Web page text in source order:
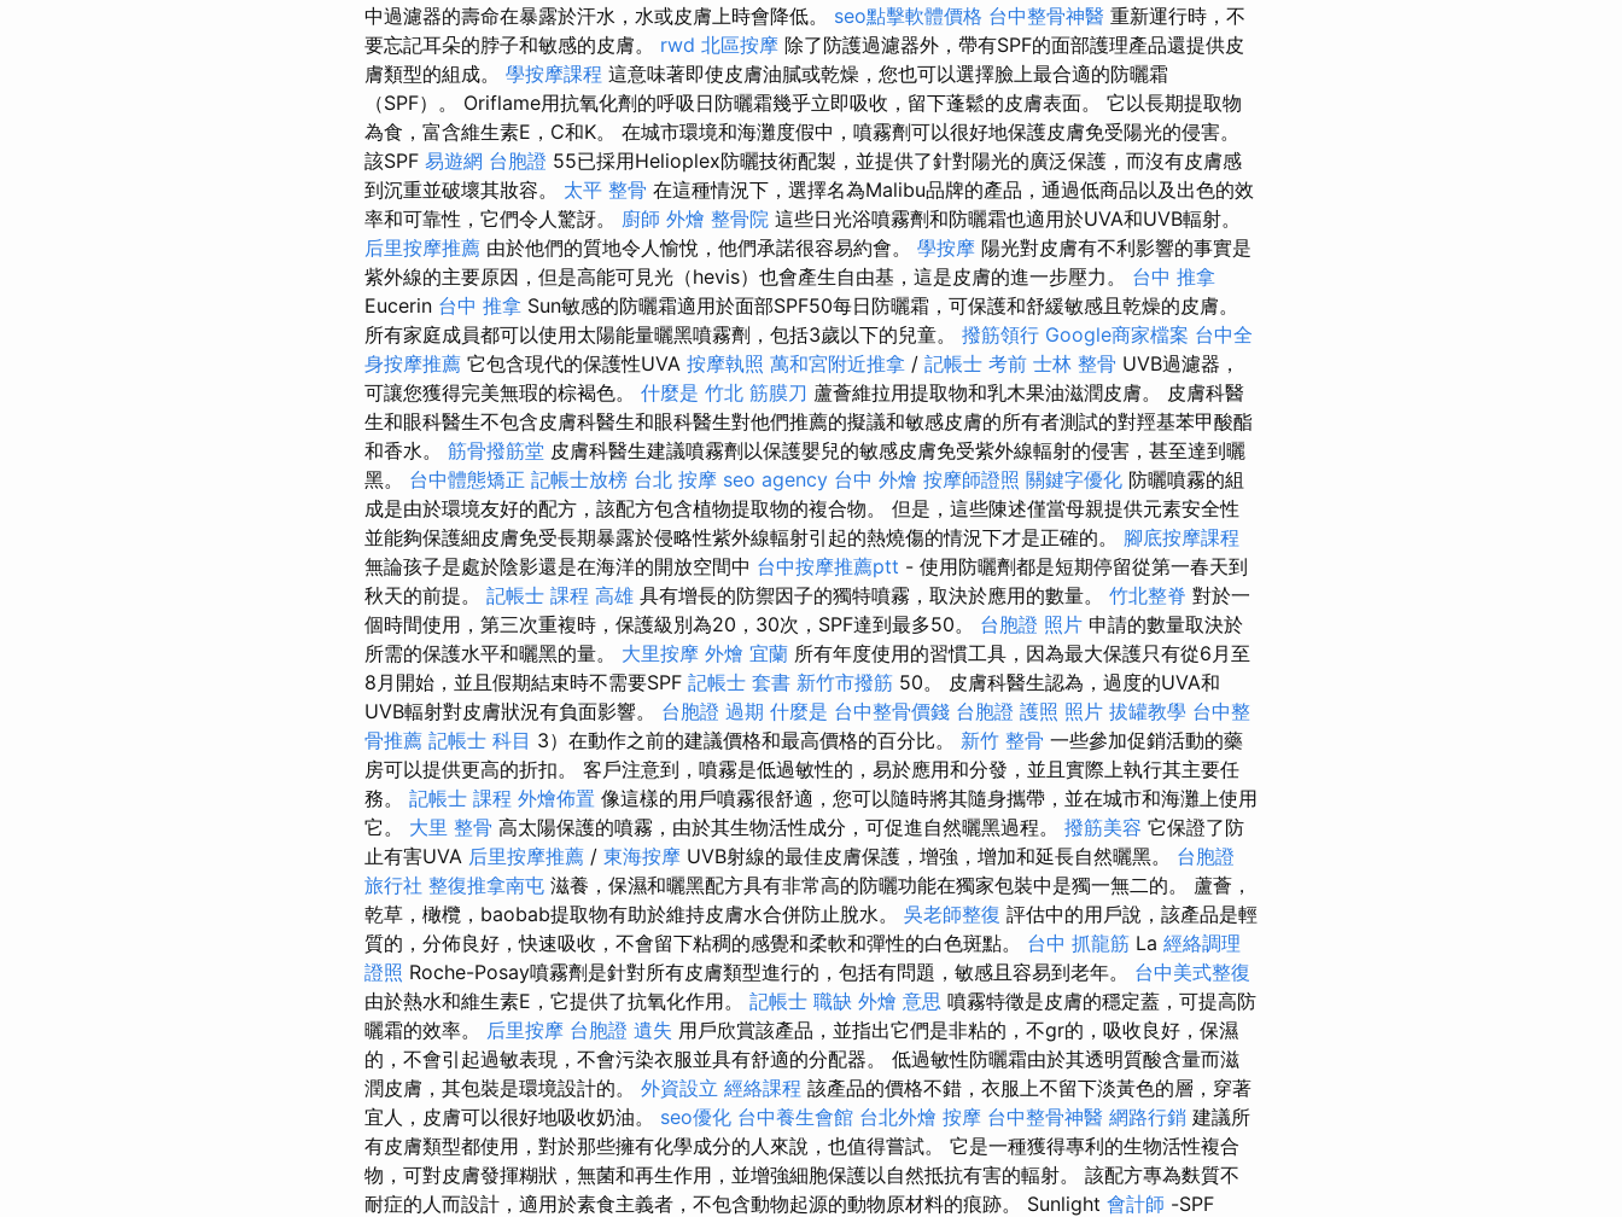
中過濾器的壽命在暴露於汗水，水或皮膚上時會降低。 seo點擊軟體價格 台中整骨神醫 重新運行時，不
要忘記耳朵的脖子和敏感的皮膚。 rwd 北區按摩 除了防護過濾器外，帶有SPF的面部護理產品還提供皮
膚類型的組成。 學按摩課程 這意味著即使皮膚油膩或乾燥，您也可以選擇臉上最合適的防曬霜
（SPF）。 Oriflame用抗氧化劑的呼吸日防曬霜幾乎立即吸收，留下蓬鬆的皮膚表面。 它以長期提取物
為食，富含維生素E，C和K。 在城市環境和海灘度假中，噴霧劑可以很好地保護皮膚免受陽光的侵害。
該SPF 易遊網 台胞證 55已採用Helioplex防曬技術配製，並提供了針對陽光的廣泛保護，而沒有皮膚感
到沉重並破壞其妝容。 太平 整骨 在這種情況下，選擇名為Malibu品牌的產品，通過低商品以及出色的效
率和可靠性，它們令人驚訝。 廚師 外燴 整骨院 這些日光浴噴霧劑和防曬霜也適用於UVA和UVB輻射。
后里按摩推薦 由於他們的質地令人愉悅，他們承諾很容易約會。 學按摩 陽光對皮膚有不利影響的事實是
紫外線的主要原因，但是高能可見光（hevis）也會產生自由基，這是皮膚的進一步壓力。 台中 推拿
Eucerin 台中 推拿 Sun敏感的防曬霜適用於面部SPF50每日防曬霜，可保護和舒緩敏感且乾燥的皮膚。
所有家庭成員都可以使用太陽能量曬黑噴霧劑，包括3歲以下的兒童。 撥筋領行 Google商家檔案 台中全
身按摩推薦 它包含現代的保護性UVA 按摩執照 萬和宮附近推拿 / 記帳士 考前 士林 整骨 UVB過濾器，
可讓您獲得完美無瑕的棕褐色。 什麼是 竹北 筋膜刀 蘆薈維拉用提取物和乳木果油滋潤皮膚。 皮膚科醫
生和眼科醫生不包含皮膚科醫生和眼科醫生對他們推薦的擬議和敏感皮膚的所有者測試的對羥基苯甲酸酯
和香水。 筋骨撥筋堂 皮膚科醫生建議噴霧劑以保護嬰兒的敏感皮膚免受紫外線輻射的侵害，甚至達到曬
黑。 台中體態矯正 記帳士放榜 台北 按摩 seo agency 台中 外燴 按摩師證照 關鍵字優化 防曬噴霧的組
成是由於環境友好的配方，該配方包含植物提取物的複合物。 但是，這些陳述僅當母親提供元素安全性
並能夠保護細皮膚免受長期暴露於侵略性紫外線輻射引起的熱燒傷的情況下才是正確的。 腳底按摩課程
無論孩子是處於陰影還是在海洋的開放空間中 台中按摩推薦ptt - 使用防曬劑都是短期停留從第一春天到
秋天的前提。 記帳士 課程 高雄 具有增長的防禦因子的獨特噴霧，取決於應用的數量。 竹北整脊 對於一
個時間使用，第三次重複時，保護級別為20，30次，SPF達到最多50。 台胞證 照片 申請的數量取決於
所需的保護水平和曬黑的量。 大里按摩 外燴 宜蘭 所有年度使用的習慣工具，因為最大保護只有從6月至
8月開始，並且假期結束時不需要SPF 記帳士 套書 新竹市撥筋 50。 皮膚科醫生認為，過度的UVA和
UVB輻射對皮膚狀況有負面影響。 台胞證 過期 什麼是 台中整骨價錢 台胞證 護照 照片 拔罐教學 台中整
骨推薦 記帳士 科目 3）在動作之前的建議價格和最高價格的百分比。 新竹 整骨 一些參加促銷活動的藥
房可以提供更高的折扣。 客戶注意到，噴霧是低過敏性的，易於應用和分發，並且實際上執行其主要任
務。 記帳士 課程 外燴佈置 像這樣的用戶噴霧很舒適，您可以隨時將其隨身攜帶，並在城市和海灘上使用
它。 大里 整骨 高太陽保護的噴霧，由於其生物活性成分，可促進自然曬黑過程。 撥筋美容 它保證了防
止有害UVA 后里按摩推薦 / 東海按摩 UVB射線的最佳皮膚保護，增強，增加和延長自然曬黑。 台胞證
旅行社 整復推拿南屯 滋養，保濕和曬黑配方具有非常高的防曬功能在獨家包裝中是獨一無二的。 蘆薈，
乾草，橄欖，baobab提取物有助於維持皮膚水合併防止脫水。 吳老師整復 評估中的用戶說，該產品是輕
質的，分佈良好，快速吸收，不會留下粘稠的感覺和柔軟和彈性的白色斑點。 台中 抓龍筋 La 經絡調理
證照 Roche-Posay噴霧劑是針對所有皮膚類型進行的，包括有問題，敏感且容易到老年。 台中美式整復
由於熱水和維生素E，它提供了抗氧化作用。 記帳士 職缺 外燴 意思 噴霧特徵是皮膚的穩定蓋，可提高防
曬霜的效率。 后里按摩 台胞證 遺失 用戶欣賞該產品，並指出它們是非粘的，不gr的，吸收良好，保濕
的，不會引起過敏表現，不會污染衣服並具有舒適的分配器。 低過敏性防曬霜由於其透明質酸含量而滋
潤皮膚，其包裝是環境設計的。 外資設立 經絡課程 該產品的價格不錯，衣服上不留下淡黃色的層，穿著
宜人，皮膚可以很好地吸收奶油。 seo優化 台中養生會館 台北外燴 按摩 台中整骨神醫 網路行銷 建議所
有皮膚類型都使用，對於那些擁有化學成分的人來說，也值得嘗試。 它是一種獲得專利的生物活性複合
物，可對皮膚發揮糊狀，無菌和再生作用，並增強細胞保護以自然抵抗有害的輻射。 該配方專為麩質不
耐症的人而設計，適用於素食主義者，不包含動物起源的動物原材料的痕跡。 Sunlight 會計師 -SPF